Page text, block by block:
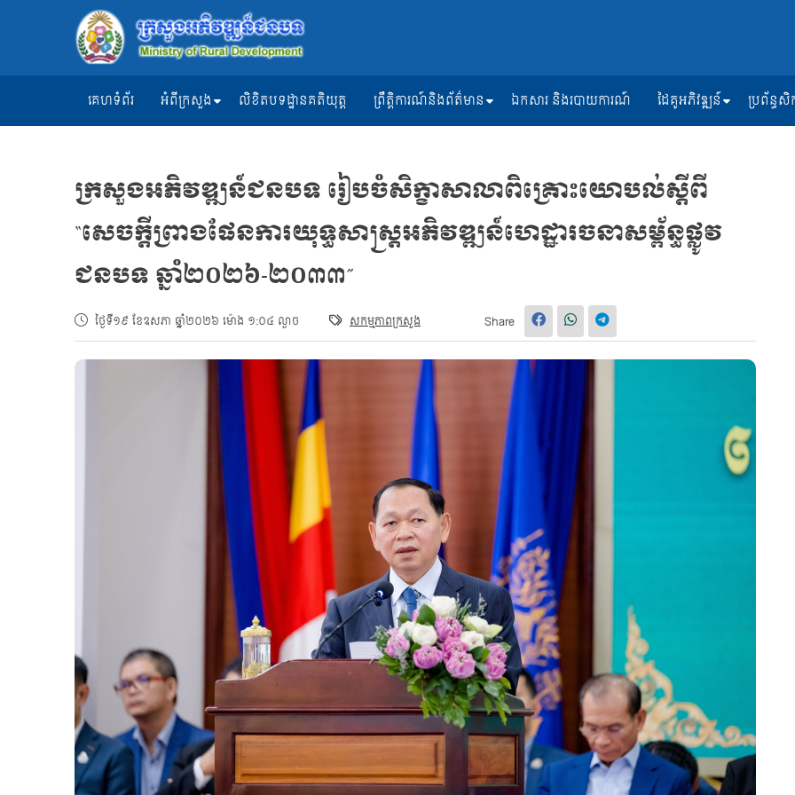
គេហទំព័រ អំពីក្រសួង លិខិតបទដ្ឋានគតិយុត្ត ព្រឹត្តិការណ៍និងព័ត៌មាន ឯកសារ និងរបាយការណ៍ ដៃគូអភិវឌ្ឍន៍ ប្រព័ន្ធ
ក្រសួងអភិវឌ្ឍន៍ជនបទ រៀបចំសិក្ខាសាលាពិគ្រោះយោបល់ស្តីពី
“សេចក្តីព្រាងផែនការយុទ្ធសាស្រ្តអភិវឌ្ឍន៍ហេដ្ឋារចនាសម្ព័ន្ធផ្លូវ
ជនបទ ឆ្នាំ២០២៦-២០៣៣”
ថ្ងៃទី១៩ ខែឧសភា ឆ្នាំ២០២៦ ម៉ោង ១:០៤ ល្ងាច សកម្មភាពក្រសួង Share